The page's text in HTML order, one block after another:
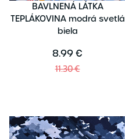
BAVLNENÁ LÁTKA
TEPLÁKOVINA modrá svetlá
biela
8.99 €
11.30 €